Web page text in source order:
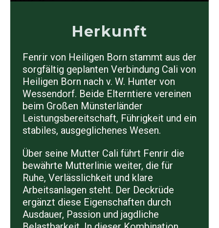
Herkunft
Fenrir von Heiligen Born stammt aus der
sorgfältig geplanten Verbindung Cali von
Heiligen Born nach v. W. Hunter von
Wessendorf. Beide Elterntiere vereinen
beim Großen Münsterländer
Leistungsbereitschaft, Führigkeit und ein
stabiles, ausgeglichenes Wesen.
Über seine Mutter Cali führt Fenrir die
bewährte Mutterlinie weiter, die für
Ruhe, Verlässlichkeit und klare
Arbeitsanlagen steht. Der Deckrüde
ergänzt diese Eigenschaften durch
Ausdauer, Passion und jagdliche